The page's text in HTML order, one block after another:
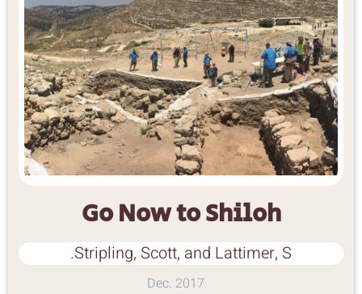
Go Now to Shiloh
Stripling, Scott, and Lattimer, S.
Dec. 2017